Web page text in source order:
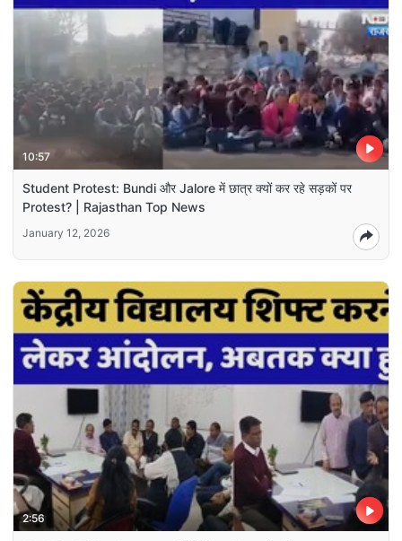
10:57
Student Protest: Bundi और Jalore में छात्र क्यों कर रहे सड़कों पर
Protest? | Rajasthan Top News
January 12, 2026
2:56